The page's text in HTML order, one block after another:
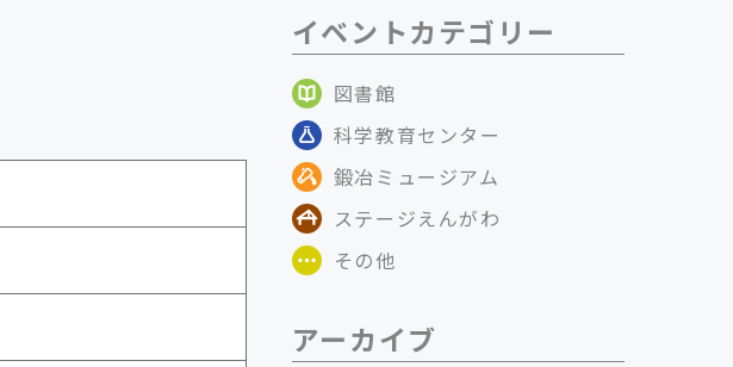
イベントカテゴリー
図書館
科学教育センター
鍛冶ミュージアム
ステージえんがわ
その他
アーカイブ